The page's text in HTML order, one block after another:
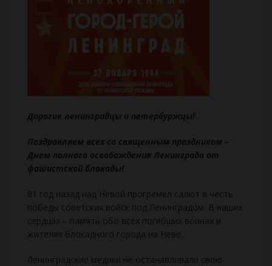
Дорогие ленинградцы и петербуржцы!
Поздравляем всех со священным праздником –
Днем полного освобождения Ленинграда от
фашистской блокады!
81 год назад над Невой прогремел салют в честь
победы советских войск под Ленинградом. В наших
сердцах – память обо всех погибших воинах и
жителях блокадного города на Неве.
Ленинградские медики не останавливали свою